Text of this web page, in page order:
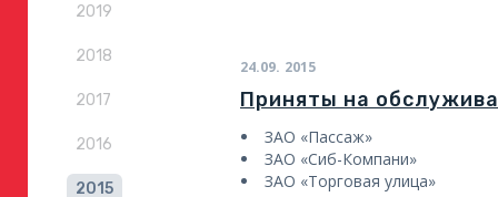
2019
2018
2017
2016
2015
24.09. 2015
Приняты на
ЗАО «Пассаж»
ЗАО «Сиб-Компани»
ЗАО «Торговая улица»